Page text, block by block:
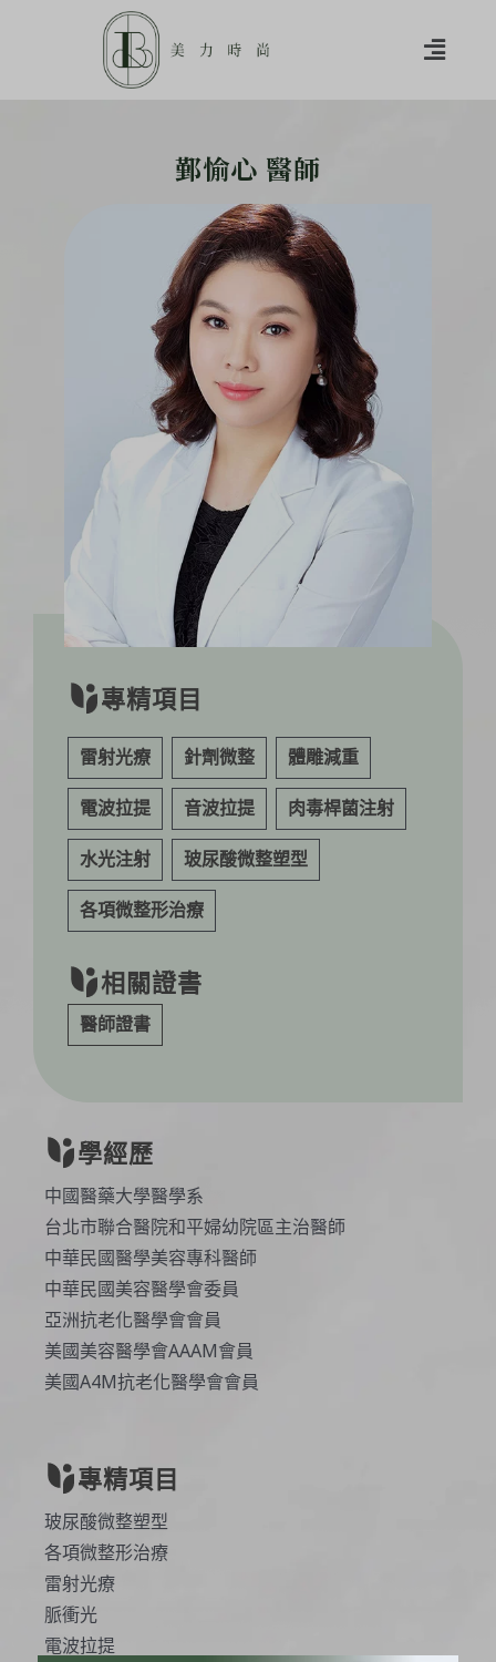
鄞愉心 醫師
專精項目
雷射光療 針劑微整 體雕減重
電波拉提 音波拉提 肉毒桿菌注射
水光注射 玻尿酸微整塑型
各項微整形治療
相關證書
醫師證書
學經歷
中國醫藥大學醫學系
台北市聯合醫院和平婦幼院區主治醫師
中華民國醫學美容專科醫師
中華民國美容醫學會委員
亞洲抗老化醫學會會員
美國美容醫學會AAAM會員
美國A4M抗老化醫學會會員
專精項目
玻尿酸微整塑型
各項微整形治療
雷射光療
脈衝光
電波拉提